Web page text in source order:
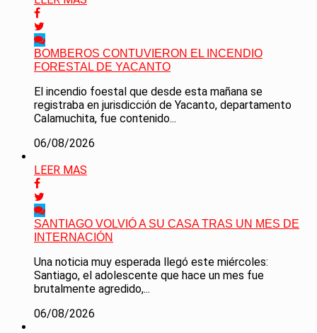
BOMBEROS CONTUVIERON EL INCENDIO
FORESTAL DE YACANTO
El incendio foestal que desde esta mañana se
registraba en jurisdicción de Yacanto, departamento
Calamuchita, fue contenido...
06/08/2026
LEER MAS
SANTIAGO VOLVIÓ A SU CASA TRAS UN MES DE
INTERNACIÓN
Una noticia muy esperada llegó este miércoles:
Santiago, el adolescente que hace un mes fue
brutalmente agredido,...
06/08/2026